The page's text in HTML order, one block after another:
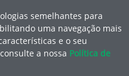
semelhantes para
uma navegação mais
e o seu
a nossa Política de